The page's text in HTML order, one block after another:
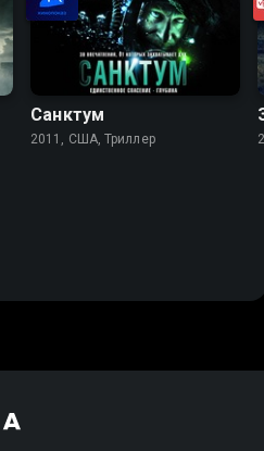
Санктум
2011, США, Триллер